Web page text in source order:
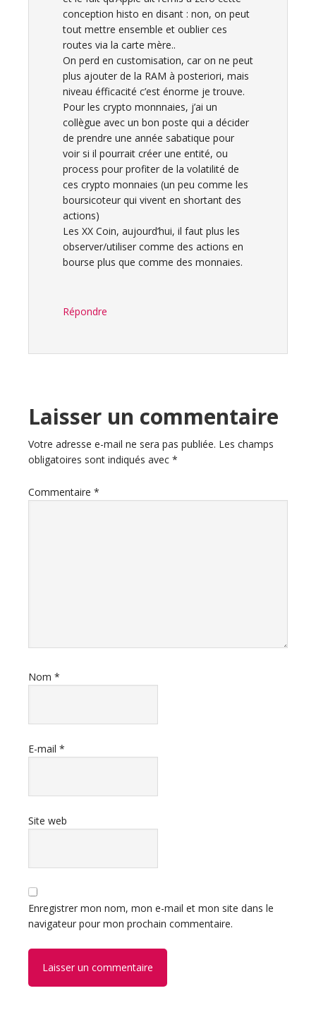
conception histo en disant : non, on peut
tout mettre ensemble et oublier ces
routes via la carte mère..
On perd en customisation, car on ne peut
plus ajouter de la RAM à posteriori, mais
niveau éfficacité c’est énorme je trouve.
Pour les crypto monnnaies, j’ai un
collègue avec un bon poste qui a décider
de prendre une année sabatique pour
voir si il pourrait créer une entité, ou
process pour profiter de la volatilité de
ces crypto monnaies (un peu comme les
boursicoteur qui vivent en shortant des
actions)
Les XX Coin, aujourd’hui, il faut plus les
observer/utiliser comme des actions en
bourse plus que comme des monnaies.
Répondre
Laisser un commentaire
Votre adresse e-mail ne sera pas publiée. Les champs
obligatoires sont indiqués avec *
Commentaire *
Nom *
E-mail *
Site web
Enregistrer mon nom, mon e-mail et mon site dans le
navigateur pour mon prochain commentaire.